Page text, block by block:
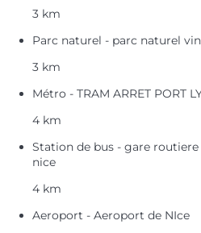
3 km
Parc naturel - parc naturel
3 km
Métro - TRAM ARRET PORT
4 km
Station de bus - gare routiere
nice
4 km
Aeroport - Aeroport de NIce